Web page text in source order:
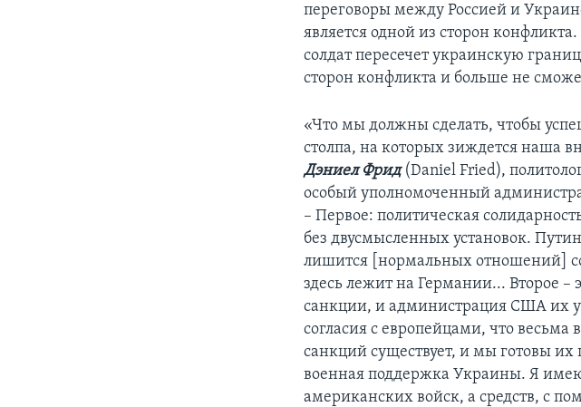
переговоры между Россией и
является одной из сторон
солдат пересечет украинскую
сторон конфликта и больше не
«Что мы должны сделать, чтобы
столпа, на которых зиждется наша
Дэниел Фрид (Daniel Fried),
особый уполномоченный
– Первое: политическая
без двусмысленных установок.
лишится [нормальных отношений] со
здесь лежит на Германии... Второе –
санкции, и администрация США их
согласия с европейцами, что весьма
санкций существует, и мы готовы их
военная поддержка Украины. Я
американских войск, а средств, с